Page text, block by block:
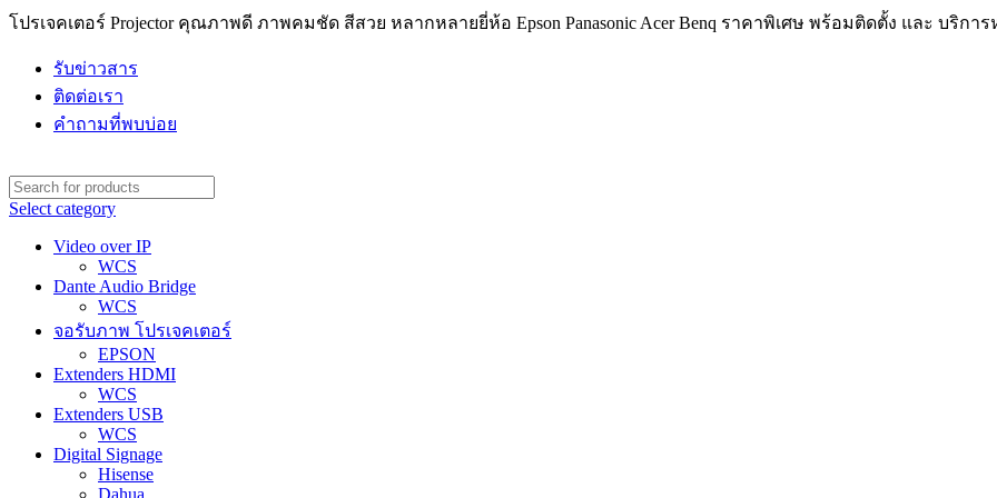
โปรเจคเตอร์ Projector คุณภาพดี ภาพคมชัด สีสวย หลากหลายยี่ห้อ Epson Panasonic Acer Benq ราคาพิเศษ พร้อมติดตั้ง และ บริกา
รับข่าวสาร
ติดต่อเรา
คำถามที่พบบ่อย
Select category
Video over IP
WCS
Dante Audio Bridge
WCS
จอรับภาพ โปรเจคเตอร์
EPSON
Extenders HDMI
WCS
Extenders USB
WCS
Digital Signage
Hisense
Dahua